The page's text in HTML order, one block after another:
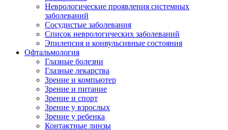
Неврологические проявления системных
заболеваний
Сосудистые заболевания
Список неврологических заболеваний
Эпилепсия и конвульсивные состояния
Офтальмология
Глазные болезни
Глазные лекарства
Зрение и компьютер
Зрение и питание
Зрение и спорт
Зрение у взрослых
Зрение у ребенка
Контактные линзы